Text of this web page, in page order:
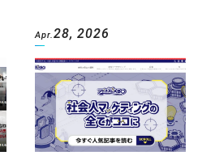
Apr.28, 2026